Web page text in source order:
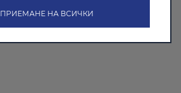
ПРИЕМАНЕ НА ВСИЧКИ